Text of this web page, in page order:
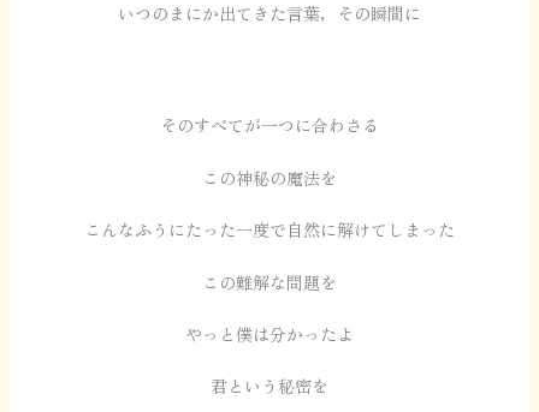
いつのまにか出てきた言葉，その瞬間に
そのすべてが一つに合わさる
この神秘の魔法を
こんなふうにたった一度で自然に解けてしまった
この難解な問題を
やっと僕は分かったよ
君という秘密を